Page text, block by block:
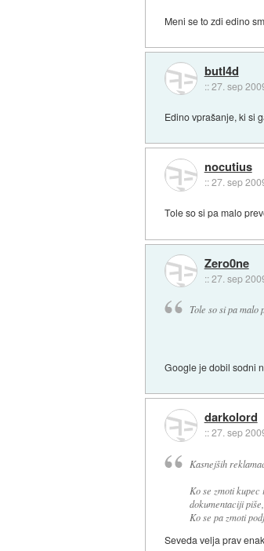
Meni se to zdi edino
butl4d
::27. sep
Edino vprašanje, ki si
nocutius
::27. sep
Tole so si pa malo
Zero0ne
::27. sep
Tole so si pa malo
Google je dobil sodni
darkolord
::27. sep
Kasnejših
Ko se zmoti
dokumentaciji
Ko se pa zmoti
Seveda velja prav